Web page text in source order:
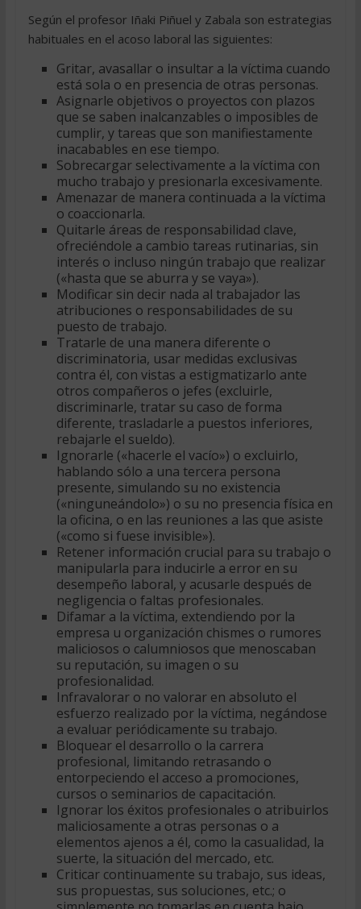
Según el profesor Iñaki Piñuel y Zabala son estrategias
habituales en el acoso laboral las siguientes:
Gritar, avasallar o insultar a la víctima cuando
está sola o en presencia de otras personas.
Asignarle objetivos o proyectos con plazos
que se saben inalcanzables o imposibles de
cumplir, y tareas que son manifiestamente
inacabables en ese tiempo.
Sobrecargar selectivamente a la víctima con
mucho trabajo y presionarla excesivamente.
Amenazar de manera continuada a la víctima
o coaccionarla.
Quitarle áreas de responsabilidad clave,
ofreciéndole a cambio tareas rutinarias, sin
interés o incluso ningún trabajo que realizar
(«hasta que se aburra y se vaya»).
Modificar sin decir nada al trabajador las
atribuciones o responsabilidades de su
puesto de trabajo.
Tratarle de una manera diferente o
discriminatoria, usar medidas exclusivas
contra él, con vistas a estigmatizarlo ante
otros compañeros o jefes (excluirle,
discriminarle, tratar su caso de forma
diferente, trasladarle a puestos inferiores,
rebajarle el sueldo).
Ignorarle («hacerle el vacío») o excluirlo,
hablando sólo a una tercera persona
presente, simulando su no existencia
(«ninguneándolo») o su no presencia física en
la oficina, o en las reuniones a las que asiste
(«como si fuese invisible»).
Retener información crucial para su trabajo o
manipularla para inducirle a error en su
desempeño laboral, y acusarle después de
negligencia o faltas profesionales.
Difamar a la víctima, extendiendo por la
empresa u organización chismes o rumores
maliciosos o calumniosos que menoscaban
su reputación, su imagen o su
profesionalidad.
Infravalorar o no valorar en absoluto el
esfuerzo realizado por la víctima, negándose
a evaluar periódicamente su trabajo.
Bloquear el desarrollo o la carrera
profesional, limitando retrasando o
entorpeciendo el acceso a promociones,
cursos o seminarios de capacitación.
Ignorar los éxitos profesionales o atribuirlos
maliciosamente a otras personas o a
elementos ajenos a él, como la casualidad, la
suerte, la situación del mercado, etc.
Criticar continuamente su trabajo, sus ideas,
sus propuestas, sus soluciones, etc.; o